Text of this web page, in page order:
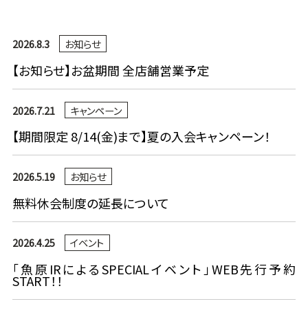
【お知らせ】お盆期間 全店舗営業予定
2026.8.3 お知らせ
【期間限定 8/14(金)まで】夏の入会キャンペーン！
2026.7.21 キャンペーン
無料休会制度の延長について
2026.5.19 お知らせ
「魚原IRによるSPECIALイベント」WEB先行予約
START！！
2026.4.25 イベント